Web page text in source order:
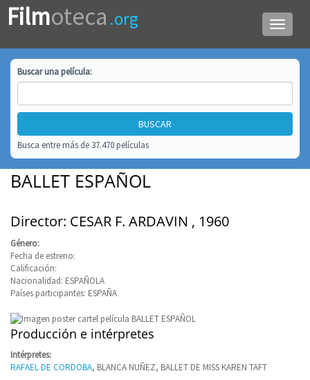
Menú
de
Filmoteca .org
Buscar unapelícula:
Busca entre más de 37.470 películas
BALLET ESPAÑOL
Director: CESAR F. ARDAVIN , 1960
Género:
Fecha de estreno:
Calificación:
Nacionalidad: ESPAÑOLA
Países participantes: ESPAÑA
Producción e intérpretes
Intérpretes:
RAFAEL DE CORDOBA, BLANCA NUÑEZ, BALLET DE MISS KAREN TAFT